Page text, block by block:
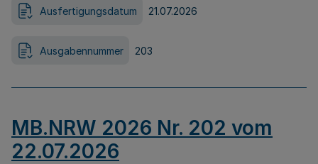
Ausfertigungsdatum 21.07.2026
Ausgabennummer 203
MB.NRW 2026 Nr. 202 vom
22.07.2026